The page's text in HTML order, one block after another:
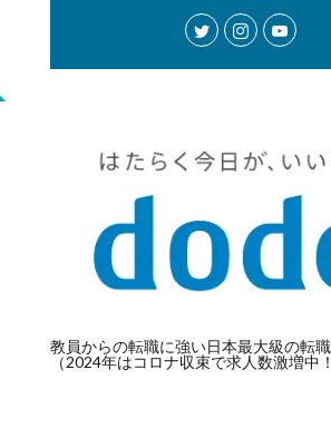
教員からの転職に強い日本最大級の転
（2024年はコロナ収束で求人数激増中！